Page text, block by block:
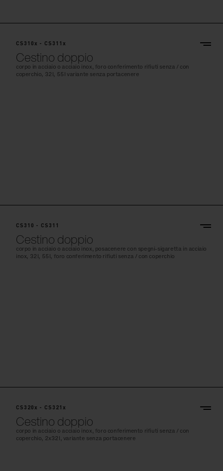
CS310x - CS311x
Cestino doppio
corpo in acciaio o acciaio inox, foro conferimento rifiuti senza / con
coperchio, 32l, 55l variante senza portacenere
CS310 - CS311
Cestino doppio
corpo in acciaio o acciaio inox, posacenere con spegni-sigaretta in acciaio
inox, 32l, 55l, foro conferimento rifiuti senza / con coperchio
CS320x - CS321x
Cestino doppio
corpo in acciaio o acciaio inox, foro conferimento rifiuti senza / con
coperchio, 2x32l, variante senza portacenere